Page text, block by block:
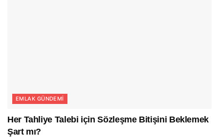
EMLAK GÜNDEMI
Her Tahliye Talebi için Sözleşme Bitişini Beklemek
Şart mı?